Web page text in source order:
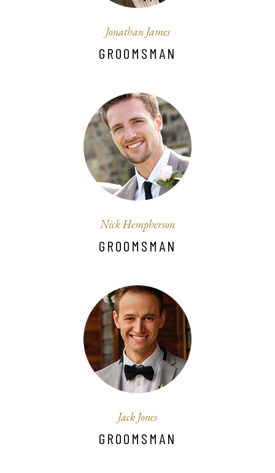
Jonathan James
GROOMSMAN
Nick Hempherson
GROOMSMAN
Jack Jones
GROOMSMAN